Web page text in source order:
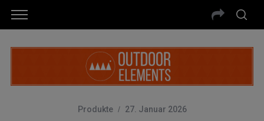
Produkte 27. Januar 2026